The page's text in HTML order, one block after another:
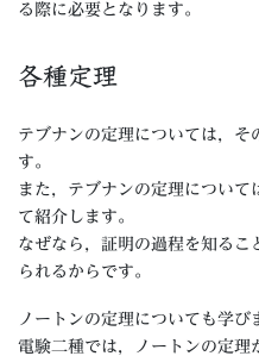
る際に必要となります。
各種定理
テブナンの定理については，そ
す。
また，テブナンの定理につい
て紹介します。
なぜなら，証明の過程を知る
られるからです。
ノートンの定理についても学び
電験二種では，ノートンの定理